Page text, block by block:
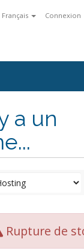
Français Connexion
a un
Rupture de